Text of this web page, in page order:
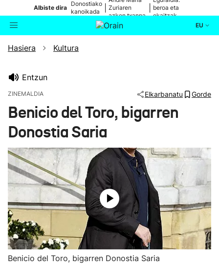
Albiste dira
Donostiako
kanoikada
Zuriaren
azken txanpa
beroa eta
ekaitzak
EU
Bilatzailea
Ikusmiran
Eguraldia
Hasiera Kultura
Entzun
ZINEMALDIA Elkarbanatu Gorde
Benicio del Toro, bigarren
Donostia Saria
Benicio del Toro, bigarren Donostia Saria